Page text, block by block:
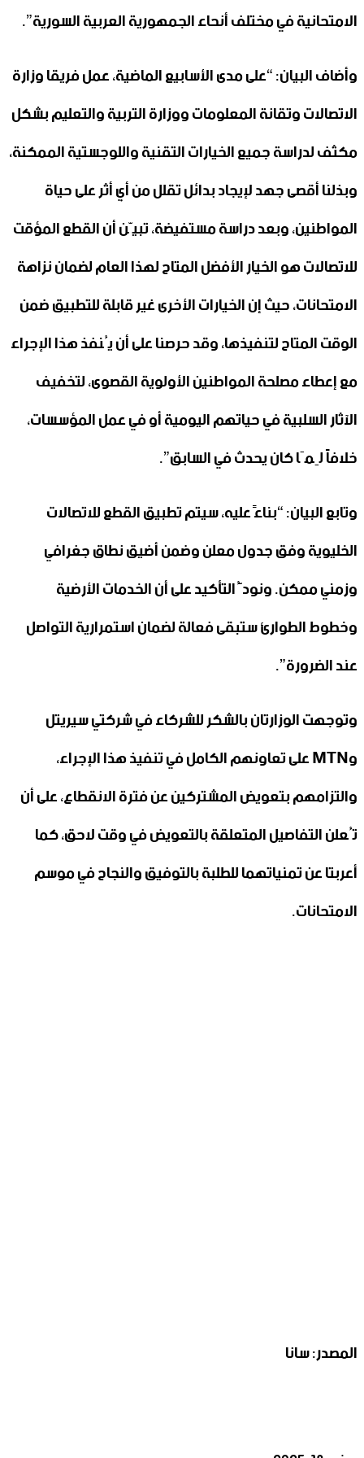
الامتحانية في مختلف أنحاء الجمهورية العربية السورية”.
وأضاف البيان: “على مدى الأسابيع الماضية، عمل فريقا وزارة
الاتصالات وتقانة المعلومات ووزارة التربية والتعليم بشكل
مكثف لدراسة جميع الخيارات التقنية واللوجستية الممكنة،
وبذلنا أقصى جهد لإيجاد بدائل تقلل من أي أثر على حياة
المواطنين، وبعد دراسة مستفيضة، تبيّن أن القطع المؤقت
للاتصالات هو الخيار الأفضل المتاح لهذا العام لضمان نزاهة
الامتحانات، حيث إن الخيارات الأخرى غير قابلة للتطبيق ضمن
الوقت المتاح لتنفيذها، وقد حرصنا على أن يُنفذ هذا الإجراء
مع إعطاء مصلحة المواطنين الأولوية القصوى، لتخفيف
الآثار السلبية في حياتهم اليومية أو في عمل المؤسسات،
خلافاً لِمَا كان يحدث في السابق”.
وتابع البيان: “بناءً عليه، سيتم تطبيق القطع للاتصالات
الخليوية وفق جدول معلن وضمن أضيق نطاق جغرافي
وزمني ممكن. ونودُّ التأكيد على أن الخدمات الأرضية
وخطوط الطوارئ ستبقى فعالة لضمان استمرارية التواصل
عند الضرورة”.
وتوجهت الوزارتان بالشكر للشركاء في شركتي سيريتل
وMTN على تعاونهم الكامل في تنفيذ هذا الإجراء،
والتزامهم بتعويض المشتركين عن فترة الانقطاع، على أن
تُعلن التفاصيل المتعلقة بالتعويض في وقت لاحق، كما
أعربتا عن تمنياتهما للطلبة بالتوفيق والنجاح في موسم
الامتحانات.
المصدر: سانا